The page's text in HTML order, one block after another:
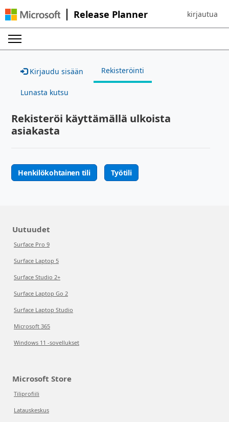
Release Planner Sign in to
kirjautua
Kirjaudu sisään Rekisteröinti
Lunasta kutsu
Rekisteröi käyttämällä ulkoista
asiakasta
Henkilökohtainen tili Työtili
Uutuudet
Surface Pro 9
Surface Laptop 5
Surface Studio 2+
Surface Laptop Go 2
Surface Laptop Studio
Microsoft 365
Windows 11 -sovellukset
Microsoft Store
Tiliprofiili
Latauskeskus